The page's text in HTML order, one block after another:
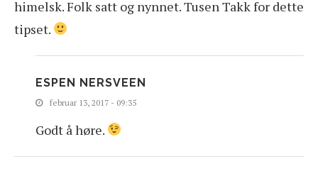
himelsk. Folk satt og nynnet. Tusen Takk for dette
tipset.
ESPEN NERSVEEN
februar 13, 2017 - 09:35
Godt å høre.